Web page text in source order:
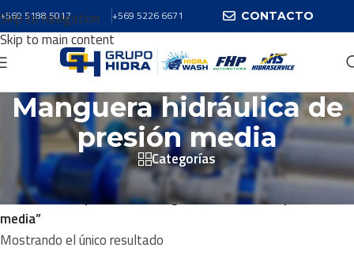
Skip to navigation
Skip to main content
+569 5188 5017 +569 5226 6671 CONTACTO
Manguera hidráulica de
presión media
Categorías
Inicio
Productos
Productos etiquetados “Manguera hidráulica de presión
media”
Mostrando el único resultado